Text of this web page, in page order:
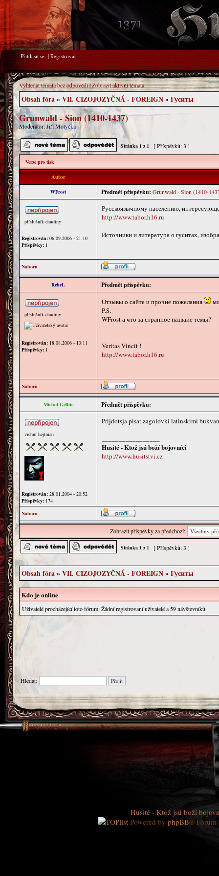
Přihlásit se | Registrovat
Vyhledat témata bez odpovědí|Zobrazit aktivní témata
Obsah fóra»VII. CIZOJOZYČNÁ - FOREIGN»Гуситы
Grunwald - Sion (1410-1437)
Moderátor:Jiří Motyčka
Stránka 1 z 1 [ Příspěvků: 3 ]
Verze pro tisk
Autor
WFrost Předmět příspěvku: Grunwald - Sion (1410-
příslušník chudiny
Registrován: 06.09.2006 - 21:10
Příspěvky: 1
Русскоязычному населению,
http://www.tabor.h16.ru
Источники и литература о гуситах,
Nahoru
RebeL Předmět příspěvku:
příslušník chudiny
Registrován: 18.08.2006 - 13:11
Příspěvky: 1
Отзывы о сайте и прочие пожелания
P.S.
WFrost а что за странное назваие темы?
Veritas Vincit !
http://www.tabor.h16.ru
Nahoru
Michal Gelbic Předmět příspěvku:
vrchní hejtman
Registrován: 28.01.2004 - 20:52
Příspěvky: 174
Prijdotsja pisat zagolovki latinskimi
Husité - Ktož jsú boží bojovníci
http://www.husitstvi.cz
Nahoru
Zobrazit příspěvky za předchozí:
Stránka 1 z 1 [ Příspěvků: 3 ]
Obsah fóra»VII. CIZOJOZYČNÁ - FOREIGN»Гуситы
Kdo je online
Uživatelé procházející toto fórum: Žádní registrovaní uživatelé a 59 návštevníků
Hledat:
Husité - Ktož jsú boží
Powered by phpBB® Forum